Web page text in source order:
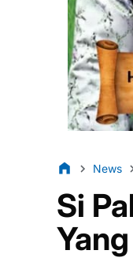
News
Si